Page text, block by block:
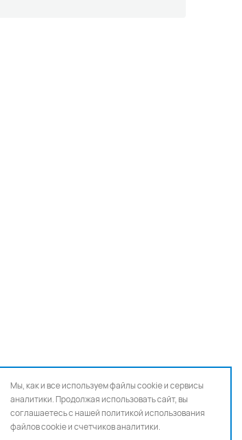
Мы, как и все используем файлы cookie и сервисы
аналитики. Продолжая использовать сайт, вы
соглашаетесь с нашейполитикой использования
файлов cookie и счетчиков аналитики.